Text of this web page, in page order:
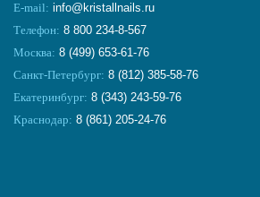
E-mail: info@kristallnails.ru
Телефон: 8 800 234-8-567
Москва: 8 (499) 653-61-76
Санкт-Петербург: 8 (812) 385-58-76
Екатеринбург: 8 (343) 243-59-76
Краснодар: 8 (861) 205-24-76